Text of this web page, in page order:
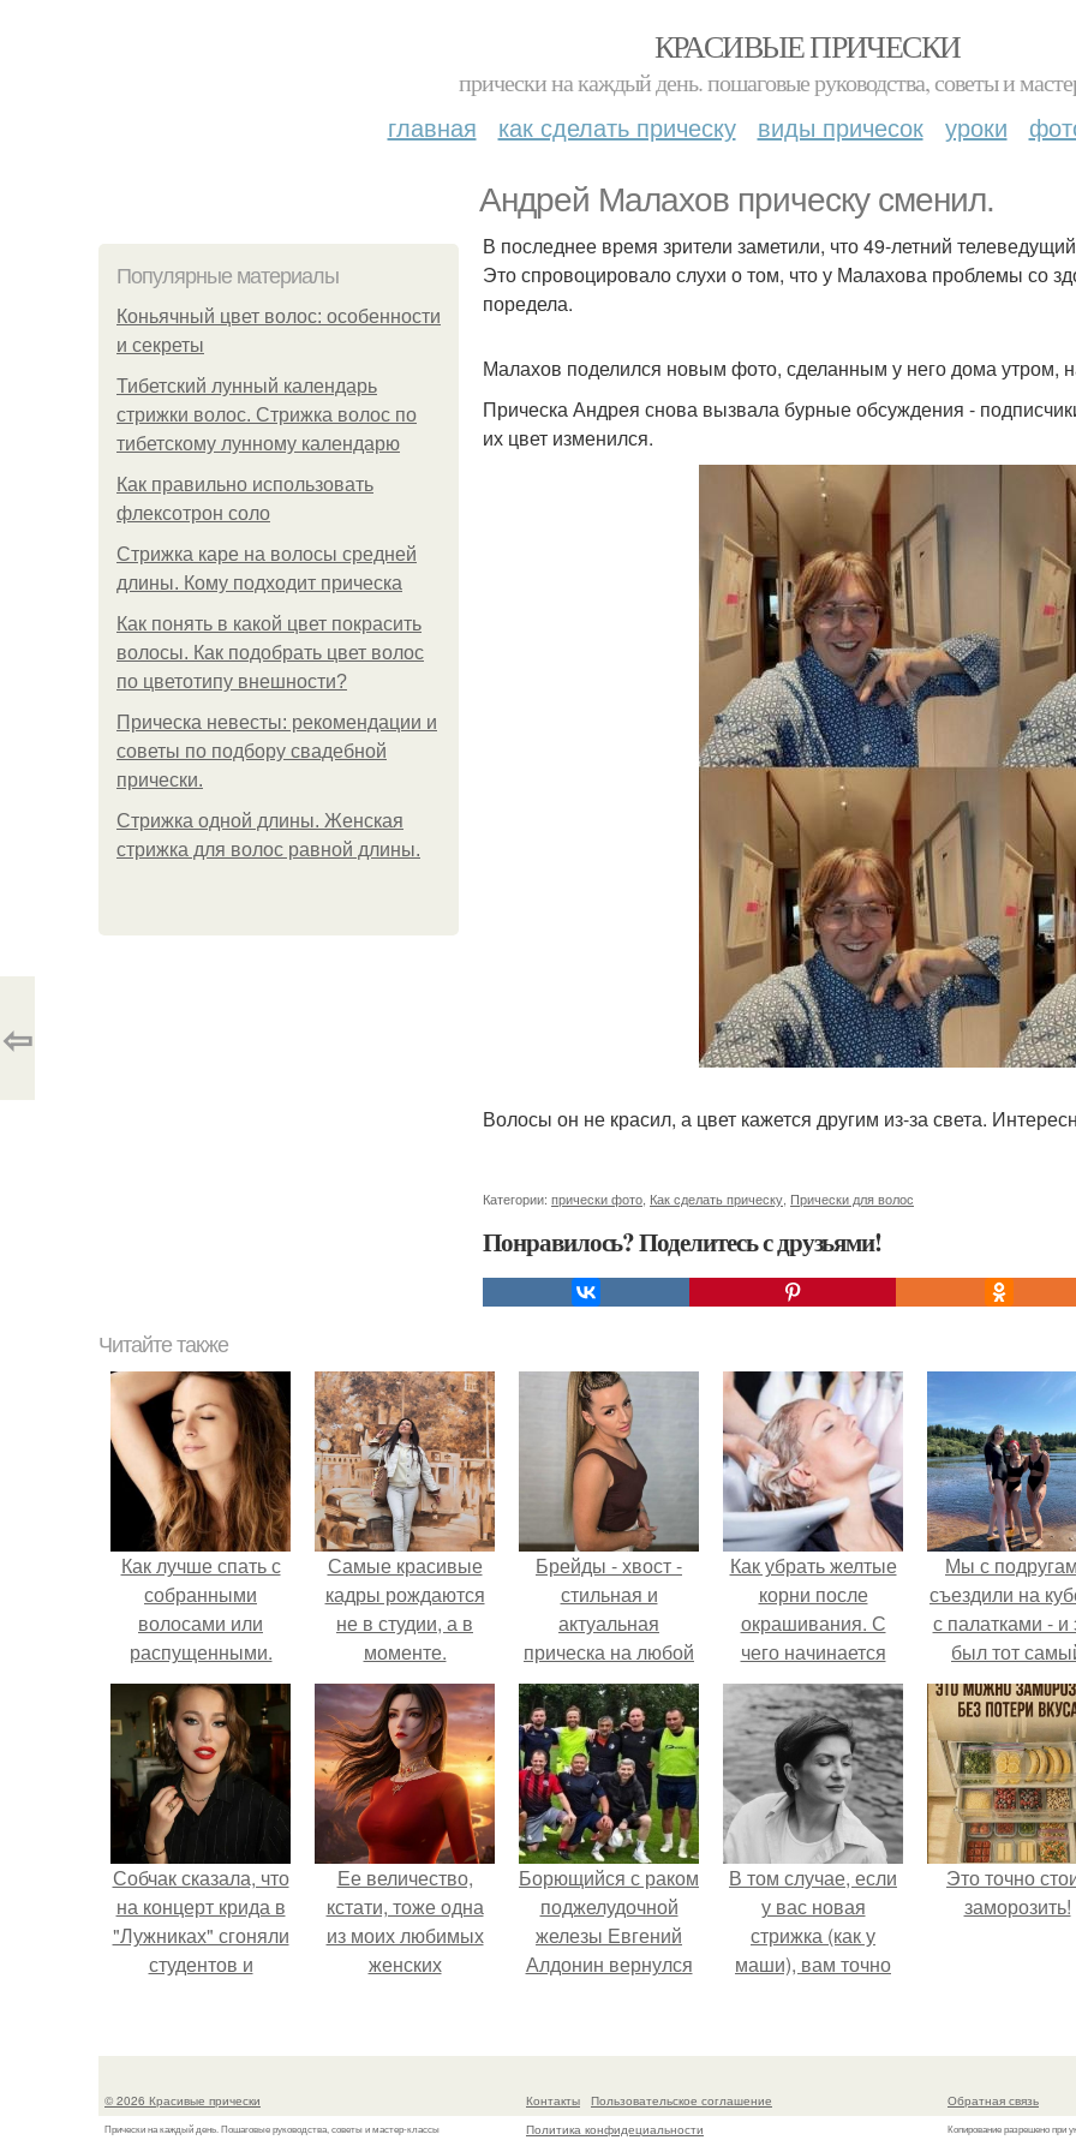
КРАСИВЫЕ ПРИЧЕСКИ
прически на каждый день. пошаговые руководства, советы и
главная как сделать прическу виды причесок уроки
Андрей Малахов прическу сменил.
Популярные материалы
Коньячный цвет волос: особенности
и секреты
Тибетский лунный календарь
стрижки волос. Стрижка волос по
тибетскому лунному календарю
Как правильно использовать
флексотрон соло
Стрижка каре на волосы средней
длины. Кому подходит прическа
Как понять в какой цвет покрасить
волосы. Как подобрать цвет волос
по цветотипу внешности?
Прическа невесты: рекомендации и
советы по подбору свадебной
прически.
Стрижка одной длины. Женская
стрижка для волос равной длины.
В последнее время зрители заметили, что 49-летний
Это спровоцировало слухи о том, что у Малахова проблемы со
поредела.
Малахов поделился новым фото, сделанным у него дома утром,
Прическа Андрея снова вызвала бурные обсуждения -
их цвет изменился.
Волосы он не красил, а цвет кажется другим из-за света.
Категории: прически фото Как сделать прическу Прически для волос
Понравилось? Поделитесь с друзьями!
⇦
Читайте также
Как лучше спать с
собранными
волосами или
распущенными.
Эффективный уход
за волосами перед
сном для их
ночного
восстановления
Самые красивые
кадры рождаются
не в студии, а в
моменте.
Брейды - хвост -
стильная и
актуальная
прическа на любой
случай.
Как убрать желтые
корни после
окрашивания. С
чего начинается
желтизна
Мы с
съездили на
с палатками - и
был тот
отдых, после
которого
смеёшься,
вспоминая
мелочь!
Собчак сказала, что
на концерт крида в
"Лужниках" сгоняли
студентов и
так везде были
Ее величество,
кстати, тоже одна
из моих любимых
женских
Борющийся с раком
поджелудочной
железы Евгений
Алдонин вернулся
в Германии.
В том случае, если
у вас новая
стрижка (как у
маши), вам точно
Это точно
заморозить!
© 2026 Красивые прически
Прически на каждый день. Пошаговые руководства, советы и мастер-классы
Контакты
Пользовательское соглашение
Политика конфидециальности
Обратная связь
Копирование разрешено при